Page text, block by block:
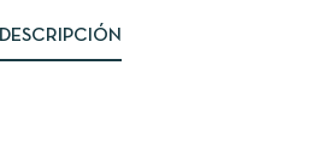
DESCRIPCIÓN